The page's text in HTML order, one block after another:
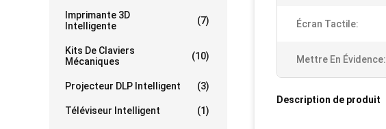
Imprimante 3D
Intelligente
(7)
Kits De Claviers
Mécaniques
(10)
Projecteur DLP Intelligent (3)
Téléviseur Intelligent (1)
Écran Tactile:
Mettre En Évidence:
Description de produit